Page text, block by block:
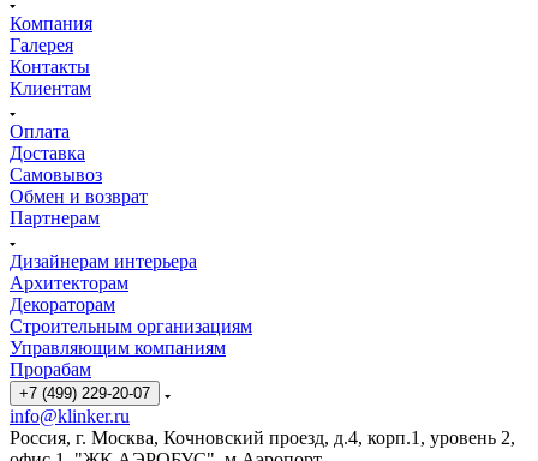
Компания
Галерея
Контакты
Клиентам
Оплата
Доставка
Самовывоз
Обмен и возврат
Партнерам
Дизайнерам интерьера
Архитекторам
Декораторам
Строительным организациям
Управляющим компаниям
Прорабам
+7 (499) 229-20-07
info@klinker.ru
Россия, г. Москва, Кочновский проезд, д.4, корп.1, уровень 2,